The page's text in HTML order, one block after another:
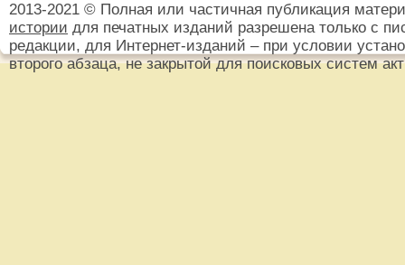
2013-2021 © Полная или частичная публикация
истории для печатных изданий разрешена только с
редакции, для Интернет-изданий – при условии
второго абзаца, не закрытой для поисковых систем